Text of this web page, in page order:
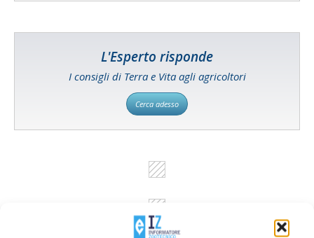
L'Esperto risponde
I consigli di Terra e Vita agli agricoltori
Cerca adesso